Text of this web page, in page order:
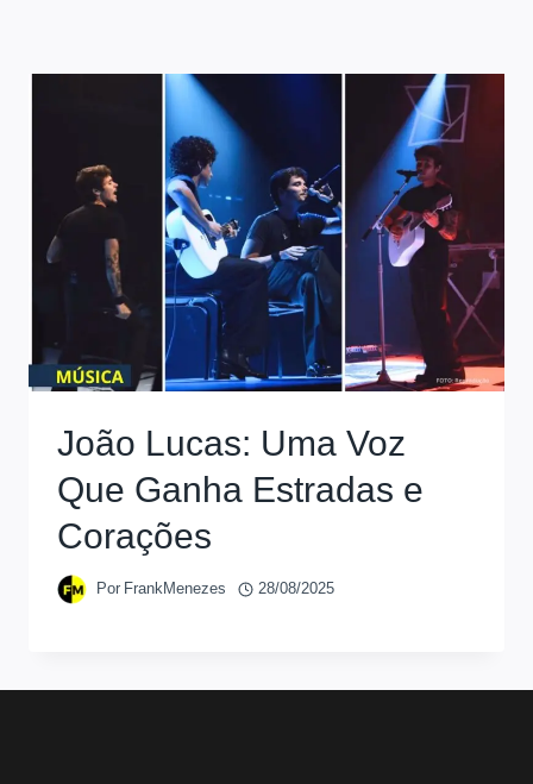
João Lucas: Uma Voz
Que Ganha Estradas e
Corações
Por FrankMenezes 28/08/2025